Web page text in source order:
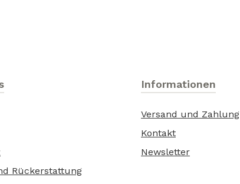
Rückerstattung
Informationen
Versand und Zahlung
Kontakt
Newsletter